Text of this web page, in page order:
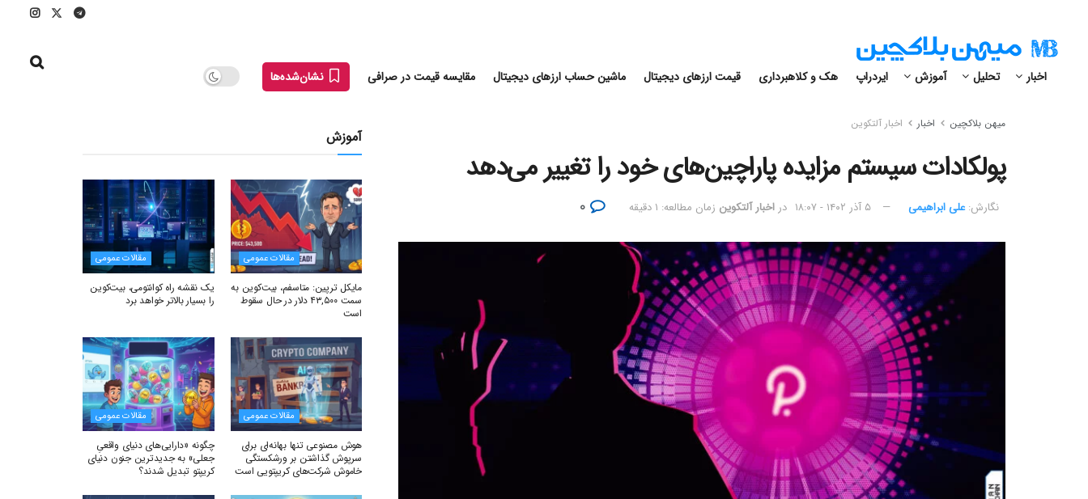
اخبار تحلیل آموزش ایردراپ هک و کلاهبرداری قیمت ارزهای دیجیتال ماشین حساب ارزهای دیجیتال مقایسه قیمت در صرافی نشان‌شده‌ها
میهن بلاکچین اخبار اخبار آلتکوین
پولکادات سیستم مزایده پاراچین‌های خود را تغییر می‌دهد
نگارش:‌ علی ابراهیمی ۵ آذر ۱۴۰۲ - ۱۸:۰۷ در اخبار آلتکوین زمان مطالعه: ۱ دقیقه
آموزش
مقالات عمومی
مایکل ترپین: متاسفم، بیت‌کوین به
سمت ۴۳,۵۰۰ دلار در حال سقوط
است
مقالات عمومی
یک نقشه راه کوانتومی، بیت‌کوین
را بسیار بالاتر خواهد برد
مقالات عمومی
هوش مصنوعی تنها بهانه‌ای برای
سرپوش گذاشتن بر ورشکستگی
خاموش شرکت‌های کریپتویی است
مقالات عمومی
چگونه «دارایی‌های دنیای واقعیِ
جعلی» به جدیدترین جنون دنیای
کریپتو تبدیل شدند؟